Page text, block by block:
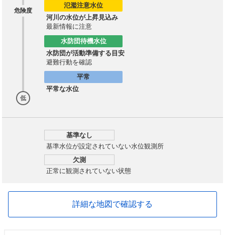
危険度
低
氾濫注意水位
河川の水位が上昇見込み
最新情報に注意
水防団待機水位
水防団が活動準備する目安
避難行動を確認
平常
平常な水位
基準なし
基準水位が設定されていない水位観測所
欠測
正常に観測されていない状態
詳細な地図で確認する